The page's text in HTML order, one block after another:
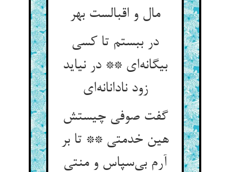
مال و اقبالست بهر
در ببستم تا کسی
بیگانه‌ای ** در نیاید
زود نادانانه‌ای
گفت صوفی چیستش
هین خدمتی ** تا بر
آرم بی‌سپاس و منتی